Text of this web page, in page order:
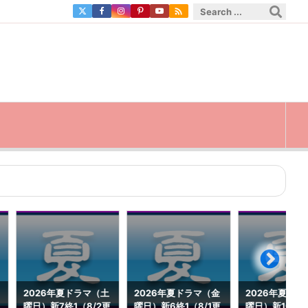

2026年夏ドラマ（土
2026年夏ドラマ（金
2026年夏ドラ